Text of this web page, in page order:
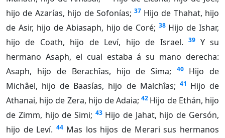
hijo de Azarías, hijo de Sofonías; 37 Hijo de Thahat, hijo
de Asir, hijo de Abiasaph, hijo de Coré; 38 Hijo de Ishar,
hijo de Coath, hijo de Leví, hijo de Israel.
39 Y su
hermano Asaph, el cual estaba á su mano derecha:
Asaph, hijo de Berachîas, hijo de Sima;
40
Hijo de
Michâel, hijo de Baasías, hijo de Malchîas; 41 Hijo de
Athanai, hijo de Zera, hijo de Adaia; 42 Hijo de Ethán, hijo
de Zimm, hijo de Simi; 43 Hijo de Jahat, hijo de Gersón,
hijo de Leví. 44 Mas los hijos de Merari sus hermanos